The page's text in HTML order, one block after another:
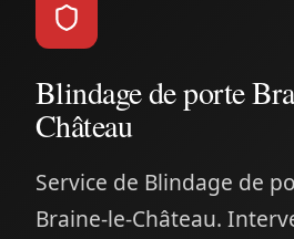
Blindage de porte
Château
Service de Blindage de
Braine-le-Château.